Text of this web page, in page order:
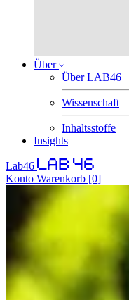
Über
Über LAB46
Wissenschaft
Inhaltsstoffe
Insights
Lab46
Konto Warenkorb [0]